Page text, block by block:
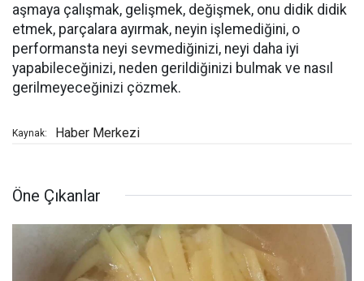
aşmaya çalışmak, gelişmek, değişmek, onu didik didik
etmek, parçalara ayırmak, neyin işlemediğini, o
performansta neyi sevmediğinizi, neyi daha iyi
yapabileceğinizi, neden gerildiğinizi bulmak ve nasıl
gerilmeyeceğinizi çözmek.
Kaynak: Haber Merkezi
Öne Çıkanlar